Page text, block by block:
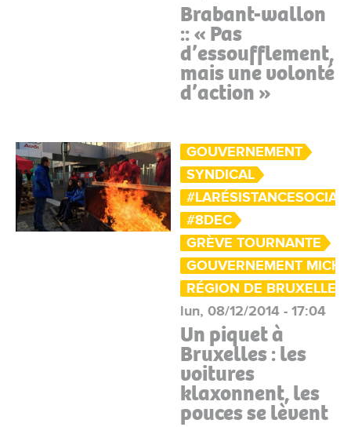
Brabant-wallon
:: « Pas
d’essoufflement,
mais une volonté
d’action »
GOUVERNEMENT
SYNDICAL
#8DEC
GRÈVE TOURNANTE
GOUVERNEMENT
RÉGION DE
lun, 08/12/2014 - 17:04
Un piquet à
Bruxelles : les
voitures
klaxonnent, les
pouces se lèvent